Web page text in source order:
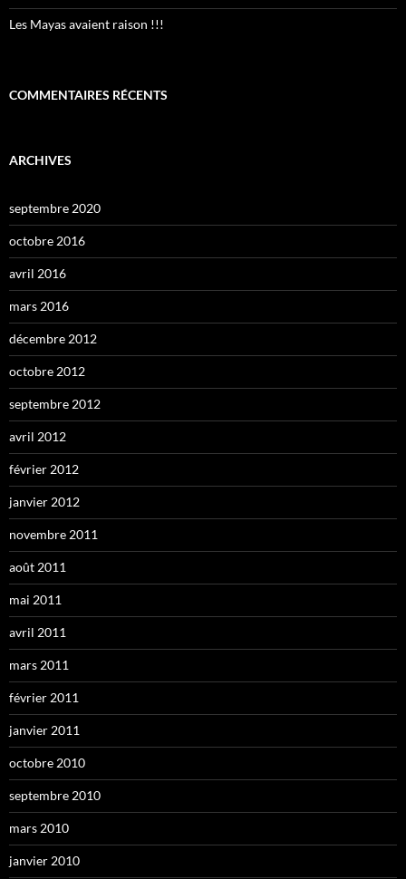
Les Mayas avaient raison !!!
COMMENTAIRES RÉCENTS
ARCHIVES
septembre 2020
octobre 2016
avril 2016
mars 2016
décembre 2012
octobre 2012
septembre 2012
avril 2012
février 2012
janvier 2012
novembre 2011
août 2011
mai 2011
avril 2011
mars 2011
février 2011
janvier 2011
octobre 2010
septembre 2010
mars 2010
janvier 2010